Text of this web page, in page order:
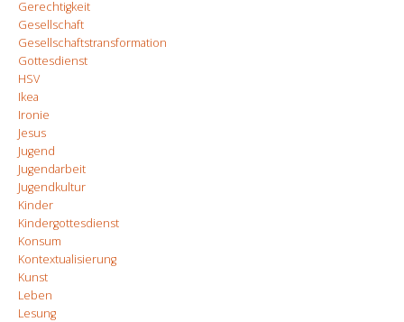
Gerechtigkeit
Gesellschaft
Gesellschaftstransformation
Gottesdienst
HSV
Ikea
Ironie
Jesus
Jugend
Jugendarbeit
Jugendkultur
Kinder
Kindergottesdienst
Konsum
Kontextualisierung
Kunst
Leben
Lesung